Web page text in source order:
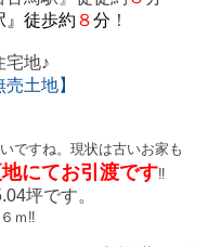
』徒歩約 ８分 ！
宅地♪
土地】
ですね。現状は古いお家も
にてお引渡です‼
坪です。
ｍ ‼